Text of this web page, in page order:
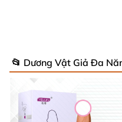
📂 Dương Vật Giả Đa